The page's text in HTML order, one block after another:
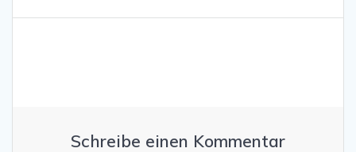
Schreibe einen Kommentar